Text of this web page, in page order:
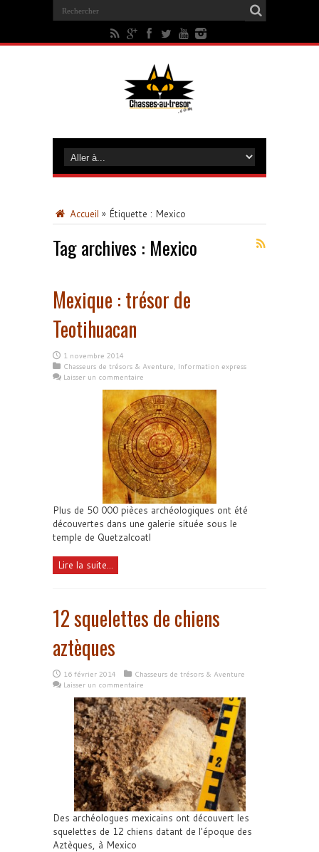
Accueil » Étiquette : Mexico
Tag archives : Mexico
Mexique : trésor de
Teotihuacan
1 novembre 2014
Chasseurs de trésors & Aventure, Information express
Laisser un commentaire
Plus de 50 000 pièces archéologiques ont été
découvertes dans une galerie située sous le
temple de Quetzalcoatl
Lire la suite...
12 squelettes de chiens
aztèques
16 février 2014
Chasseurs de trésors & Aventure
Laisser un commentaire
Des archéologues mexicains ont découvert les
squelettes de 12 chiens datant de l'époque des
Aztèques, à Mexico